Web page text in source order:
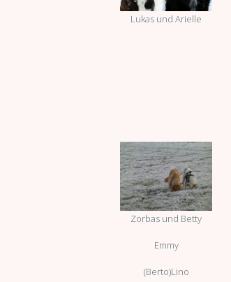
Lukas und Arielle
Zorbas und Betty
Emmy
(Berto)Lino